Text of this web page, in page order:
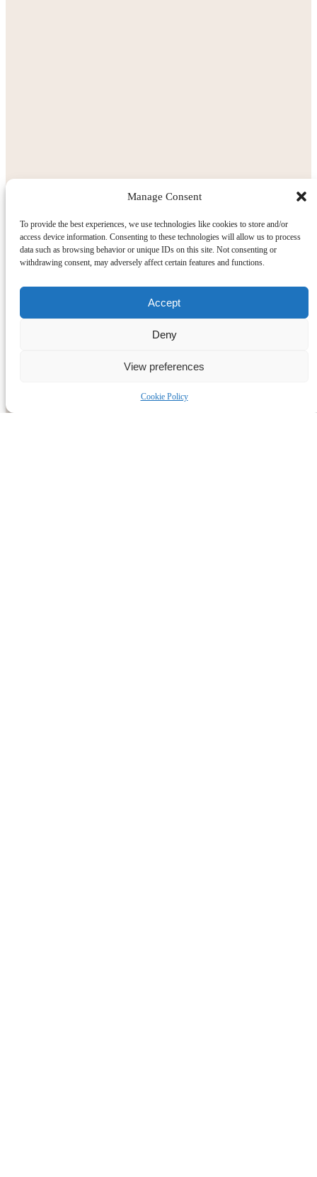
Manage Consent
To provide the best experiences, we use technologies like cookies to store and/or
access device information. Consenting to these technologies will allow us to process
data such as browsing behavior or unique IDs on this site. Not consenting or
withdrawing consent, may adversely affect certain features and functions.
Accept
Deny
View preferences
Cookie Policy